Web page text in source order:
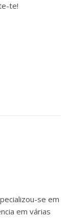
te!
se em
em várias